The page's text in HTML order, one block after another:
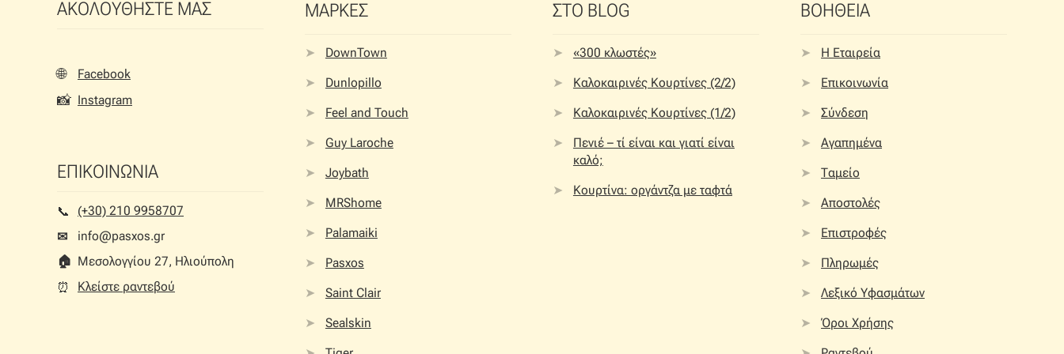
ΑΚΟΛΟΥΘΗΣΤΕ ΜΑΣ
🌐 Facebook
📸 Instagram
ΕΠΙΚΟΙΝΩΝΙΑ
📞︎
(+30) 210 9958707
✉
info@pasxos.gr
🏠︎ Μεσολογγίου 27, Ηλιούπολη
⏰︎
Κλείστε ραντεβού
ΜΑΡΚΕΣ
DownTown
Dunlopillo
Feel and Touch
Guy Laroche
Joybath
MRShome
Palamaiki
Pasxos
Saint Clair
Sealskin
ΣΤΟ BLOG
«300 κλωστές»
Καλοκαιρινές Κουρτίνες (2/2)
Καλοκαιρινές Κουρτίνες (1/2)
Πενιέ – τί είναι και γιατί είναι
καλό;
Κουρτίνα: οργάντζα με ταφτά
ΒΟΗΘΕΙΑ
Η Εταιρεία
Επικοινωνία
Σύνδεση
Αγαπημένα
Ταμείο
Αποστολές
Επιστροφές
Πληρωμές
Λεξικό Υφασμάτων
Όροι Χρήσης